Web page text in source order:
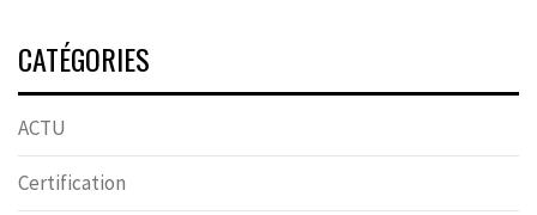
CATÉGORIES
ACTU
Certification